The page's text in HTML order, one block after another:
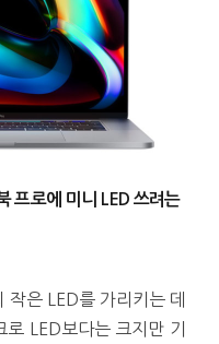
프로에 미니 LED 쓰려는
은 LED를 가리키는 데
LED보다는 크지만 기